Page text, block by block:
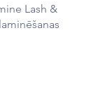
Lash &